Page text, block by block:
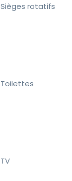
Sièges rotatifs
Toilettes
TV